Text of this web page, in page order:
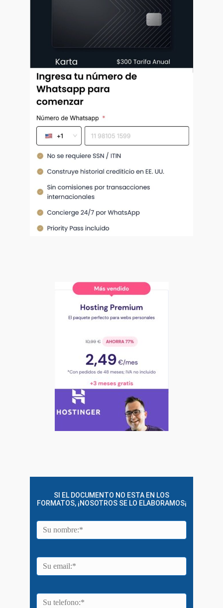
SI EL DOCUMENTO NO ESTA EN LOS
FORMATOS, ¡NOSOTROS SE LO ELABORAMOS¡